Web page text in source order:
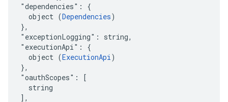
  "dependencies": {
    object (
Dependencies)
  },
  "exceptionLogging": string,
  "executionApi": {
    object (
ExecutionApi)
  },
  "oauthScopes": [
    string
  ],